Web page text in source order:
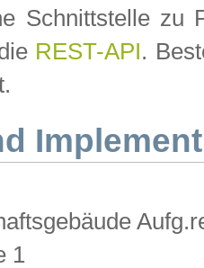
Schnittstelle zu
REST-API.
1